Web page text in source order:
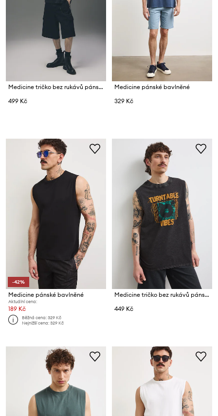
Medicine tričko bez rukávů pánské
499 Kč
Medicine pánské bavlněné
329 Kč
-42%
Medicine pánské bavlněné
Aktuální cena:
189 Kč
Běžná cena:329 Kč
Nejnižší cena:329 Kč
Medicine tričko bez rukávů pánské bavlněné
449 Kč